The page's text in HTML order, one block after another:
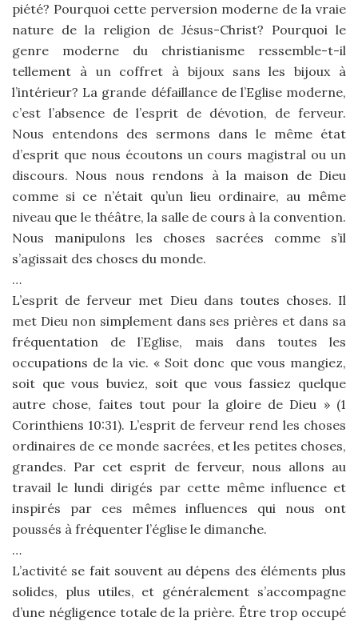
piété? Pourquoi cette perversion moderne de la vraie
nature de la religion de Jésus-Christ? Pourquoi le
genre moderne du christianisme ressemble-t-il
tellement à un coffret à bijoux sans les bijoux à
l’intérieur? La grande défaillance de l’Eglise moderne,
c’est l’absence de l’esprit de dévotion, de ferveur.
Nous entendons des sermons dans le même état
d’esprit que nous écoutons un cours magistral ou un
discours. Nous nous rendons à la maison de Dieu
comme si ce n’était qu’un lieu ordinaire, au même
niveau que le théâtre, la salle de cours à la convention.
Nous manipulons les choses sacrées comme s’il
s’agissait des choses du monde.
…
L’esprit de ferveur met Dieu dans toutes choses. Il
met Dieu non simplement dans ses prières et dans sa
fréquentation de l’Eglise, mais dans toutes les
occupations de la vie. « Soit donc que vous mangiez,
soit que vous buviez, soit que vous fassiez quelque
autre chose, faites tout pour la gloire de Dieu » (1
Corinthiens 10:31). L’esprit de ferveur rend les choses
ordinaires de ce monde sacrées, et les petites choses,
grandes. Par cet esprit de ferveur, nous allons au
travail le lundi dirigés par cette même influence et
inspirés par ces mêmes influences qui nous ont
poussés à fréquenter l’église le dimanche.
…
L’activité se fait souvent au dépens des éléments plus
solides, plus utiles, et généralement s’accompagne
d’une négligence totale de la prière. Être trop occupé